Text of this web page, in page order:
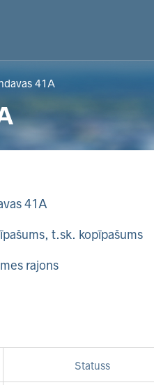
41A
41A
t.sk. kopīpašums
rajons
Statuss